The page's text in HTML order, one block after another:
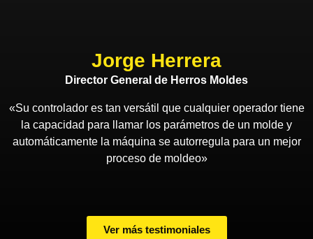
Jorge Herrera
Director General de Herros Moldes
«Su controlador es tan versátil que cualquier operador tiene
la capacidad para llamar los parámetros de un molde y
automáticamente la máquina se autorregula para un mejor
proceso de moldeo»
Ver más testimoniales